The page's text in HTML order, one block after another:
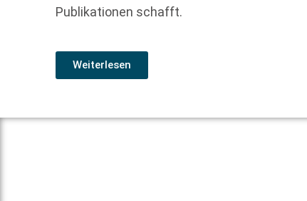
Publikationen schafft.
Weiterlesen